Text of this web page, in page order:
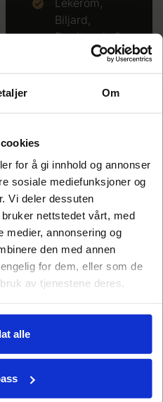
Om
for å gi innhold og annonser
sosiale mediefunksjoner og
Vi deler dessuten
nettstedet vårt, med
medier, annonsering og
den med annen
for dem, eller som de
av tjenestene deres.
alle
Biljard,
Bordtennis &
foosball
Pris fra: kr
740,-
Bestill her
*Tilbudet gjelder for opphold
for 2 voksne og 2 barn (inntil
15 år)